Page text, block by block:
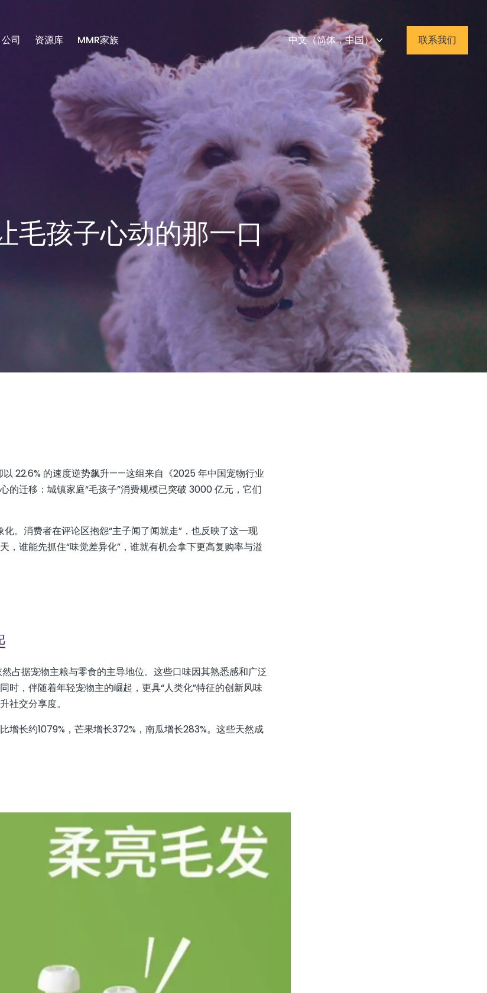
公司 资源库 MMR家族 中文（简体，中国） 联系我们
毛孩子心动的那一口
22.6% 的速度逆势飙升——这组来自《2025 年中国宠物行业
迁移：城镇家庭“毛孩子”消费规模已突破 3000 亿元，它们
。消费者在评论区抱怨“主子闻了闻就走”，也反映了这一现
谁能先抓住“味觉差异化”，谁就有机会拿下更高复购率与溢
占据宠物主粮与零食的主导地位。这些口味因其熟悉感和广泛
，伴随着年轻宠物主的崛起，更具“人类化”特征的创新风味
社交分享度。
长约1079%，芒果增长372%，南瓜增长283%。这些天然成